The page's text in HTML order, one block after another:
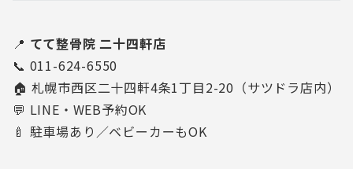
📍 てて整骨院 二十四軒店
📞 011-624-6550
🏠 札幌市西区二十四軒4条1丁目2-20（サツドラ店内）
💬 LINE・WEB予約OK
🍼 駐車場あり／ベビーカーもOK